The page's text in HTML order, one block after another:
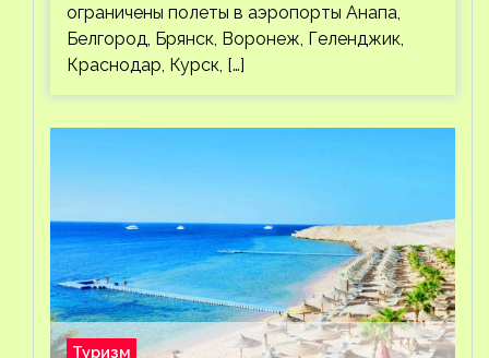
ограничены полеты в аэропорты Анапа,
Белгород, Брянск, Воронеж, Геленджик,
Краснодар, Курск, […]
Туризм